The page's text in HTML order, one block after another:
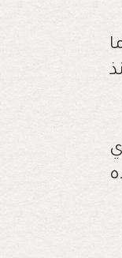
تحت 18 عاما